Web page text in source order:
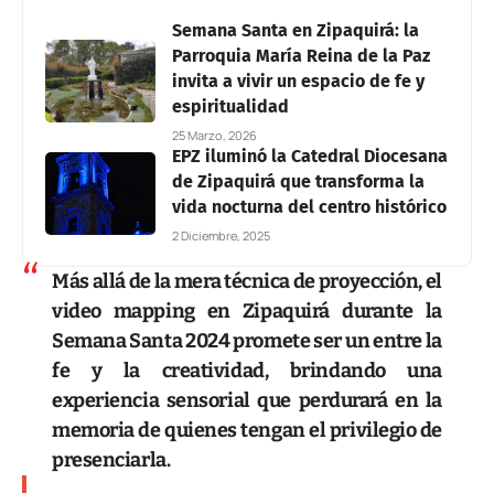
Semana Santa en Zipaquirá: la
Parroquia María Reina de la Paz
invita a vivir un espacio de fe y
espiritualidad
25 Marzo, 2026
EPZ iluminó la Catedral Diocesana
de Zipaquirá que transforma la
vida nocturna del centro histórico
2 Diciembre, 2025
Más allá de la mera técnica de proyección, el
video mapping en Zipaquirá durante la
Semana Santa 2024 promete ser un entre la
fe y la creatividad, brindando una
experiencia sensorial que perdurará en la
memoria de quienes tengan el privilegio de
presenciarla.